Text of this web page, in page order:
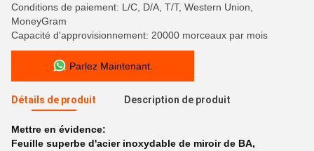
Conditions de paiement: L/C, D/A, T/T, Western Union,
MoneyGram
Capacité d'approvisionnement: 20000 morceaux par mois
Parlez Maintenant.
Détails de produit Description de produit
Mettre en évidence:
Feuille superbe d'acier inoxydable de miroir de BA,